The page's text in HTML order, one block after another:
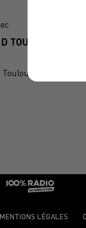
TOULOUSE DU
MENTIONS LÉGALES